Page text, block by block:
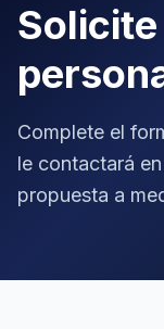
Complete el
le contactará
propuesta a